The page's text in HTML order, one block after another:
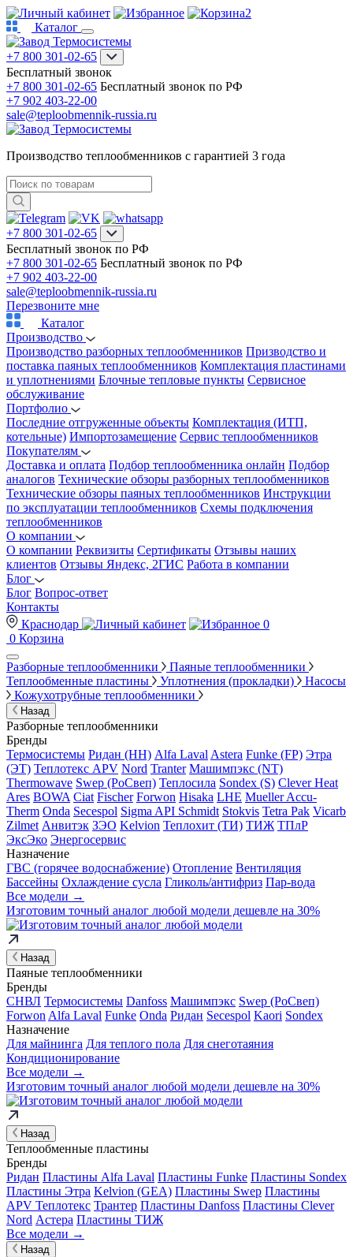
2
Каталог
+7 800 301-02-65
Бесплатный звонок
+7 800 301-02-65 Бесплатный звонок по РФ
+7 902 403-22-00
sale@teploobmennik-russia.ru
Производство теплообменников с гарантией 3 года
+7 800 301-02-65
Бесплатный звонок по РФ
+7 800 301-02-65 Бесплатный звонок по РФ
+7 902 403-22-00
sale@teploobmennik-russia.ru
Перезвоните мне
Каталог
Производство
Производство разборных теплообменников Призводство и
поставка паяных теплообменников Комплектация пластинами
и уплотнениями Блочные тепловые пункты Сервисное
обслуживание
Портфолио
Последние отгруженные объекты Комплектация (ИТП,
котельные) Импортозамещение Сервис теплообменников
Покупателям
Доставка и оплата Подбор теплообменника онлайн Подбор
аналогов Технические обзоры разборных теплообменников
Технические обзоры паяных теплообменников Инструкции
по эксплуатации теплообменников Схемы подключения
теплообменников
О компании
О компании Реквизиты Сертификаты Отзывы наших
клиентов Отзывы Яндекс, 2ГИС Работа в компании
Блог
Блог Вопрос-ответ
Контакты
Краснодар
0
0 Корзина
Разборные теплообменники
Паяные теплообменники
Теплообменные пластины
Уплотнения (прокладки)
Насосы
Кожухотрубные теплообменники
Назад
Разборные теплообменники
Бренды
Термосистемы Ридан (НН) Alfa Laval Astera Funke (FP) Этра
(ЭТ) Теплотекс APV Nord Tranter Машимпэкс (NT)
Thermowave Swep (РоСвеп) Теплосила Sondex (S) Clever Heat
Ares BOWA Ciat Fischer Forwon Hisaka LHE Mueller Accu-
Therm Onda Secespol Sigma API Schmidt Stokvis Tetra Pak Vicarb
Zilmet Анвитэк ЗЭО Kelvion Теплохит (ТИ) ТИЖ ТПлР
ЭксЭко Энергосервис
Назначение
ГВС (горячее водоснабжение) Отопление Вентиляция
Бассейны Охлаждение сусла Гликоль/антифриз Пар-вода
Все модели →
Изготовим точный аналог любой модели дешевле на 30%
Назад
Паяные теплообменники
Бренды
СНВЛ Термосистемы Danfoss Машимпэкс Swep (РоСвеп)
Forwon Alfa Laval Funke Onda Ридан Secespol Kaori Sondex
Назначение
Для майнинга Для теплого пола Для снеготаяния
Кондиционирование
Все модели →
Изготовим точный аналог любой модели дешевле на 30%
Назад
Теплообменные пластины
Бренды
Ридан Пластины Alfa Laval Пластины Funke Пластины Sondex
Пластины Этра Kelvion (GEA) Пластины Swep Пластины
APV Теплотекс Трантер Пластины Danfoss Пластины Clever
Nord Астера Пластины ТИЖ
Все модели →
Назад